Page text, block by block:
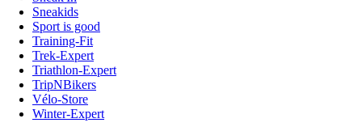
Sneakids
Sport is good
Training-Fit
Trek-Expert
Triathlon-Expert
TripNBikers
Vélo-Store
Winter-Expert